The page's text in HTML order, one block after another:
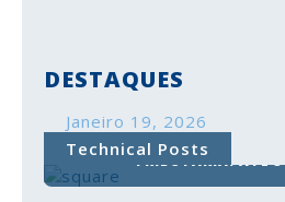
DESTAQUES
Janeiro 19, 2026
Technical Posts
COMUNICAÇÃO DO
TRIBUTÁRIA: ATÉ